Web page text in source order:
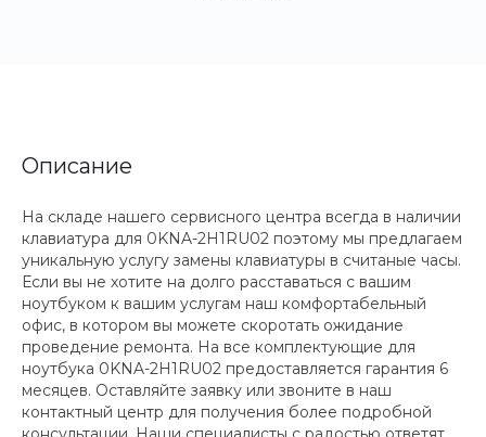
Описание
На складе нашего сервисного центра всегда в наличии
клавиатура для 0KNA-2H1RU02 поэтому мы предлагаем
уникальную услугу замены клавиатуры в считаные часы.
Если вы не хотите на долго расставаться с вашим
ноутбуком к вашим услугам наш комфортабельный
офис, в котором вы можете скоротать ожидание
проведение ремонта. На все комплектующие для
ноутбука 0KNA-2H1RU02 предоставляется гарантия 6
месяцев. Оставляйте заявку или звоните в наш
контактный центр для получения более подробной